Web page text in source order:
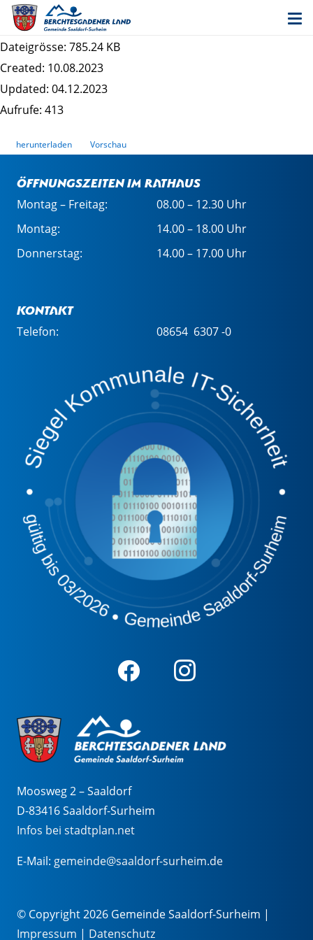
Bekanntmachung Beteiligung zur 1. Änderung
des Bebauungsplans
Dateigrösse: 785.24 KB
Created: 10.08.2023
Updated: 04.12.2023
Aufrufe: 413
herunterladen Vorschau
Öffnungszeiten im Rathaus
Montag – Freitag:
08.00 – 12.30 Uhr
Montag:
14.00 – 18.00 Uhr
Donnerstag:
14.00 – 17.00 Uhr
Kontakt
Telefon: 08654 6307 -0
Moosweg 2 – Saaldorf
D-83416 Saaldorf-Surheim
Infos bei stadtplan.net
E-Mail: gemeinde@saaldorf-surheim.de
© Copyright 2026 Gemeinde Saaldorf-Surheim |
Impressum | Datenschutz